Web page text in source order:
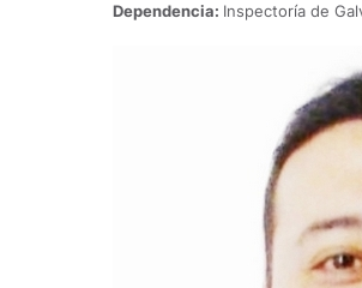
Dependencia: Inspectoría de